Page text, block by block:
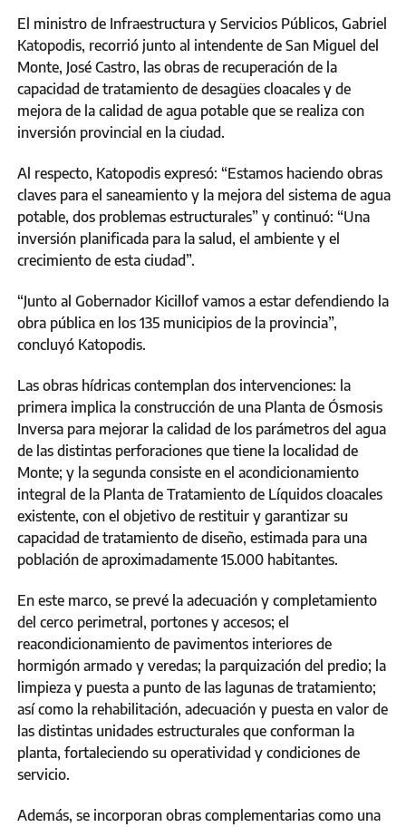
El ministro de Infraestructura y Servicios Públicos, Gabriel
Katopodis, recorrió junto al intendente de San Miguel del
Monte, José Castro, las obras de recuperación de la
capacidad de tratamiento de desagües cloacales y de
mejora de la calidad de agua potable que se realiza con
inversión provincial en la ciudad.
Al respecto, Katopodis expresó: “Estamos haciendo obras
claves para el saneamiento y la mejora del sistema de agua
potable, dos problemas estructurales” y continuó: “Una
inversión planificada para la salud, el ambiente y el
crecimiento de esta ciudad”.
“Junto al Gobernador Kicillof vamos a estar defendiendo la
obra pública en los 135 municipios de la provincia”,
concluyó Katopodis.
Las obras hídricas contemplan dos intervenciones: la
primera implica la construcción de una Planta de Ósmosis
Inversa para mejorar la calidad de los parámetros del agua
de las distintas perforaciones que tiene la localidad de
Monte; y la segunda consiste en el acondicionamiento
integral de la Planta de Tratamiento de Líquidos cloacales
existente, con el objetivo de restituir y garantizar su
capacidad de tratamiento de diseño, estimada para una
población de aproximadamente 15.000 habitantes.
En este marco, se prevé la adecuación y completamiento
del cerco perimetral, portones y accesos; el
reacondicionamiento de pavimentos interiores de
hormigón armado y veredas; la parquización del predio; la
limpieza y puesta a punto de las lagunas de tratamiento;
así como la rehabilitación, adecuación y puesta en valor de
las distintas unidades estructurales que conforman la
planta, fortaleciendo su operatividad y condiciones de
servicio.
Además, se incorporan obras complementarias como una